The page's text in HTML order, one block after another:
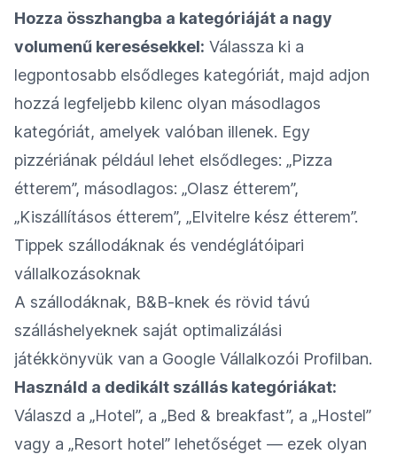
Hozza összhangba a kategóriáját a nagy
volumenű keresésekkel: Válassza ki a
legpontosabb elsődleges kategóriát, majd adjon
hozzá legfeljebb kilenc olyan másodlagos
kategóriát, amelyek valóban illenek. Egy
pizzériának például lehet elsődleges: „Pizza
étterem”, másodlagos: „Olasz étterem”,
„Kiszállításos étterem”, „Elvitelre kész étterem”.
Tippek szállodáknak és vendéglátóipari
vállalkozásoknak
A szállodáknak, B&B-knek és rövid távú
szálláshelyeknek saját optimalizálási
játékkönyvük van a Google Vállalkozói Profilban.
Használd a dedikált szállás kategóriákat:
Válaszd a „Hotel”, a „Bed & breakfast”, a „Hostel”
vagy a „Resort hotel” lehetőséget — ezek olyan